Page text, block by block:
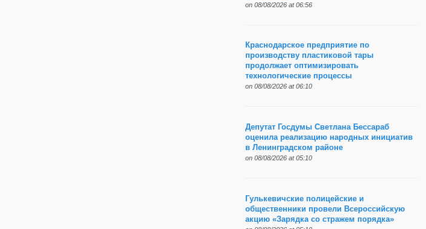
on 08/08/2026 at 06:56
Краснодарское предприятие по
производству пластиковой тары
продолжает оптимизировать
технологические процессы
on 08/08/2026 at 06:10
Депутат Госдумы Светлана Бессараб
оценила реализацию народных инициатив
в Ленинградском районе
on 08/08/2026 at 05:10
Гулькевичские полицейские и
общественники провели Всероссийскую
акцию «Зарядка со стражем порядка»